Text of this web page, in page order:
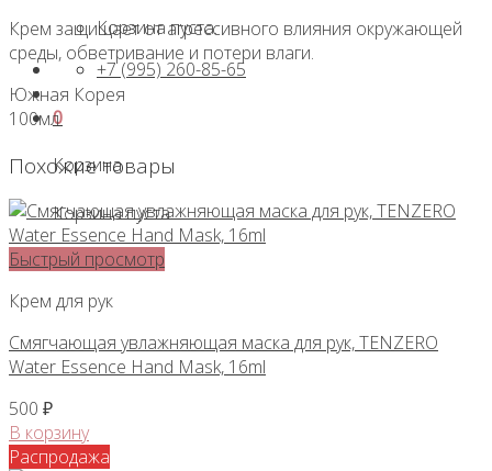
Корзина пуста.
+7 (995) 260-85-65
0
Корзина
Корзина пуста.
Крем защищает от агрессивного влияния окружающей
среды, обветривание и потери влаги.
Южная Корея
100мл
Похожие товары
Быстрый просмотр
Крем для рук
Смягчающая увлажняющая маска для рук, TENZERO
Water Essence Hand Mask, 16ml
500 ₽
В корзину
Распродажа